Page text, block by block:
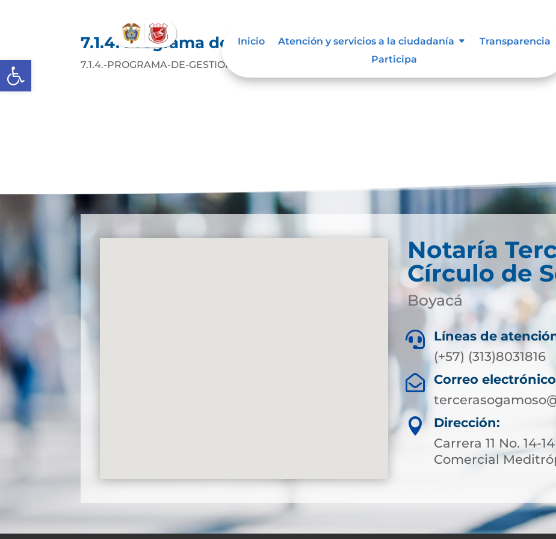
Abrir barra de herramientas
Inicio Atención y servicios a la ciudadanía
Transparencia
Participa
7.1.4. Programa de gestión documental
7.1.4.-PROGRAMA-DE-GESTION-DOCUMENTAL-NOTARIA-3-DE-SOGAMOSO-2Descarga
Notaría
Círculo de
Boyacá

Líneas de
(+57) (313)8031816

Correo

Dirección:
Carrera 11 No. 14-
Comercial